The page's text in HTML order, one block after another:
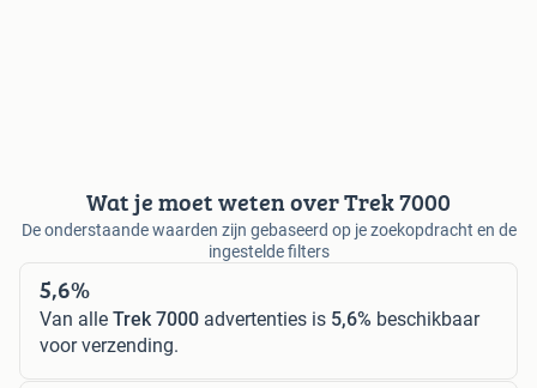
Wat je moet weten over Trek 7000
De onderstaande waarden zijn gebaseerd op je zoekopdracht en de
ingestelde filters
5,6%
Van alle Trek 7000 advertenties is 5,6% beschikbaar
voor verzending.